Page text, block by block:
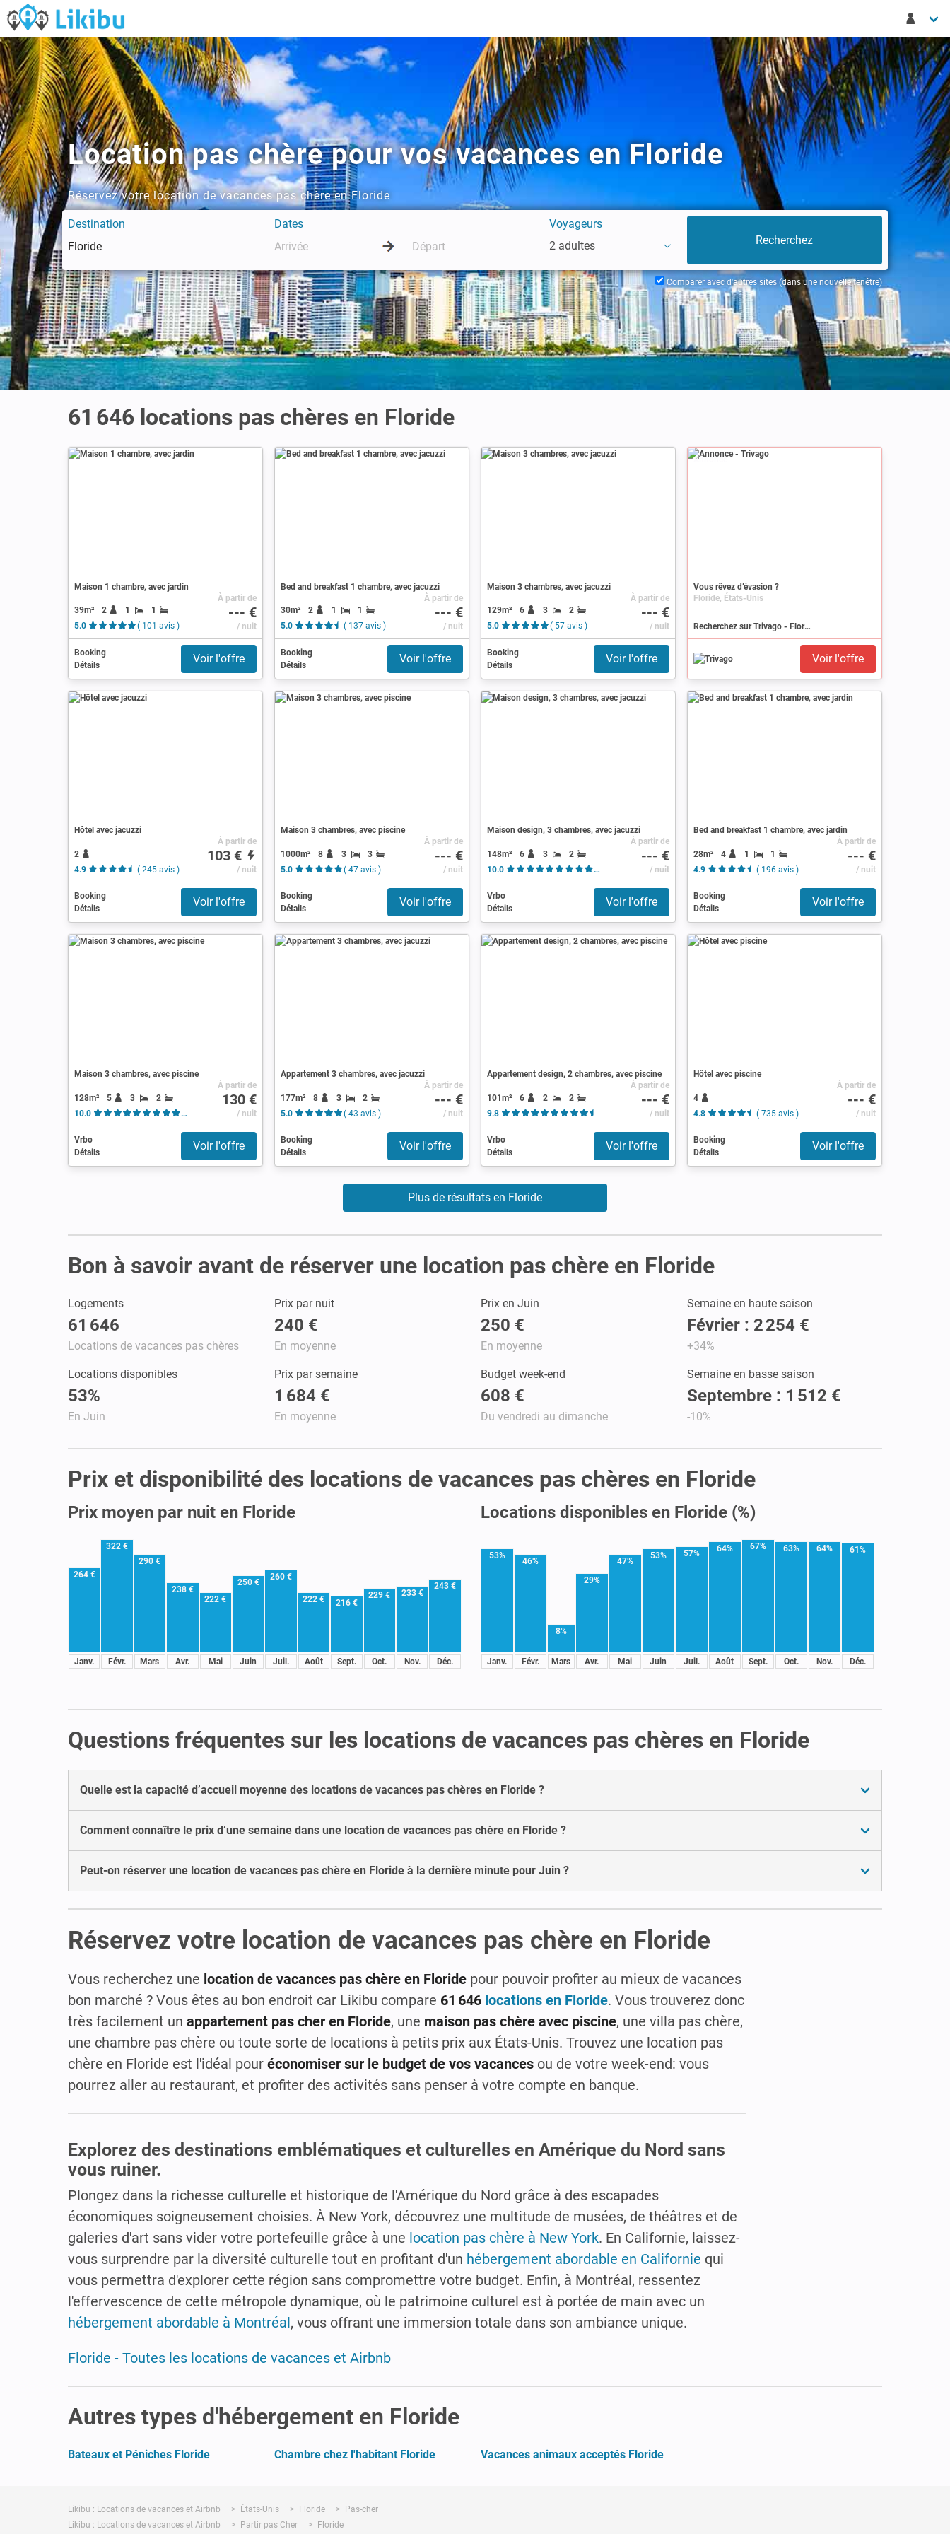
Location pas chère pour vos vacances en Floride
Réservez votre location de vacances pas chère en Floride
Destination Dates
Voyageurs
2 adultes
Comparer avec d'autres sites (dans une nouvelle fenêtre)
61 646 locations pas chères en Floride
Maison 1 chambre, avec jardin
39m² 2 1
1
5.0
( 101 avis )
À partir de
--- €
/ nuit
Booking
Détails
Voir l'offre
Bed and breakfast 1 chambre, avec jacuzzi
30m² 2 1
1
5.0
( 137 avis )
À partir de
--- €
/ nuit
Booking
Détails
Voir l'offre
Maison 3 chambres, avec jacuzzi
129m² 6 3
2
5.0
( 57 avis )
À partir de
--- €
/ nuit
Booking
Détails
Voir l'offre
Annonce
Vous rêvez d’évasion ?
Floride, États-Unis
Recherchez sur Trivago - Floride
Voir l'offre
Hôtel avec jacuzzi
2
4.9
( 245 avis )
À partir de
103 €
/ nuit
Booking
Détails
Voir l'offre
Maison 3 chambres, avec piscine
1000m² 8 3
3
5.0
( 47 avis )
À partir de
--- €
/ nuit
Booking
Détails
Voir l'offre
Maison design, 3 chambres, avec jacuzzi
148m² 6 3
2
10.0
À partir de
--- €
/ nuit
Vrbo
Détails
Voir l'offre
Bed and breakfast 1 chambre, avec jardin
28m² 4 1
1
4.9
( 196 avis )
À partir de
--- €
/ nuit
Booking
Détails
Voir l'offre
Maison 3 chambres, avec piscine
128m² 5 3
2
10.0
À partir de
130 €
/ nuit
Vrbo
Détails
Voir l'offre
Appartement 3 chambres, avec jacuzzi
177m² 8 3
2
5.0
( 43 avis )
À partir de
--- €
/ nuit
Booking
Détails
Voir l'offre
Appartement design, 2 chambres, avec piscine
101m² 6 2
2
9.8
À partir de
--- €
/ nuit
Vrbo
Détails
Voir l'offre
Hôtel avec piscine
4
4.8
( 735 avis )
À partir de
--- €
/ nuit
Booking
Détails
Voir l'offre
Plus de résultats en Floride
Bon à savoir avant de réserver une location pas chère en Floride
Logements
61 646
Locations de vacances pas chères
Prix par nuit
240 €
En moyenne
Prix en Juin
250 €
En moyenne
Semaine en haute saison
Février : 2 254 €
+34%
Locations disponibles
53%
En Juin
Prix par semaine
1 684 €
En moyenne
Budget week-end
608 €
Du vendredi au dimanche
Semaine en basse saison
Septembre : 1 512 €
-10%
Prix et disponibilité des locations de vacances pas chères en Floride
Prix moyen par nuit en Floride
264 €
Janv.
322 €
Févr.
290 €
Mars
238 €
Avr.
222 €
Mai
250 €
Juin
260 €
Juil.
222 €
Août
216 €
Sept.
229 €
Oct.
233 €
Nov.
243 €
Déc.
Locations disponibles en Floride (%)
53%
Janv.
46%
Févr.
8%
Mars
29%
Avr.
47%
Mai
53%
Juin
57%
Juil.
64%
Août
67%
Sept.
63%
Oct.
64%
Nov.
61%
Déc.
Questions fréquentes sur les locations de vacances pas chères en Floride
Quelle est la capacité d’accueil moyenne des locations de vacances pas chères en Floride ?
Comment connaître le prix d’une semaine dans une location de vacances pas chère en Floride ?
Peut-on réserver une location de vacances pas chère en Floride à la dernière minute pour Juin ?
Réservez votre location de vacances pas chère en Floride
Vous recherchez une location de vacances pas chère en Floride pour pouvoir profiter au mieux de vacances
bon marché ? Vous êtes au bon endroit car Likibu compare 61 646 locations en Floride. Vous trouverez donc
très facilement un appartement pas cher en Floride, une maison pas chère avec piscine, une villa pas chère,
une chambre pas chère ou toute sorte de locations à petits prix aux États-Unis. Trouvez une location pas
chère en Floride est l'idéal pour économiser sur le budget de vos vacances ou de votre week-end: vous
pourrez aller au restaurant, et profiter des activités sans penser à votre compte en banque.
Explorez des destinations emblématiques et culturelles en Amérique du Nord sans
vous ruiner.
Plongez dans la richesse culturelle et historique de l'Amérique du Nord grâce à des escapades
économiques soigneusement choisies. À New York, découvrez une multitude de musées, de théâtres et de
galeries d'art sans vider votre portefeuille grâce à une location pas chère à New York. En Californie, laissez-
vous surprendre par la diversité culturelle tout en profitant d'un hébergement abordable en Californie qui
vous permettra d'explorer cette région sans compromettre votre budget. Enfin, à Montréal, ressentez
l'effervescence de cette métropole dynamique, où le patrimoine culturel est à portée de main avec un
hébergement abordable à Montréal, vous offrant une immersion totale dans son ambiance unique.
Floride - Toutes les locations de vacances et Airbnb
Autres types d'hébergement en Floride
Bateaux et Péniches Floride Chambre chez l'habitant Floride Vacances animaux acceptés Floride
Likibu : Locations de vacances et Airbnb États-Unis Floride
Pas-cher
Likibu : Locations de vacances et Airbnb
Partir pas Cher Floride